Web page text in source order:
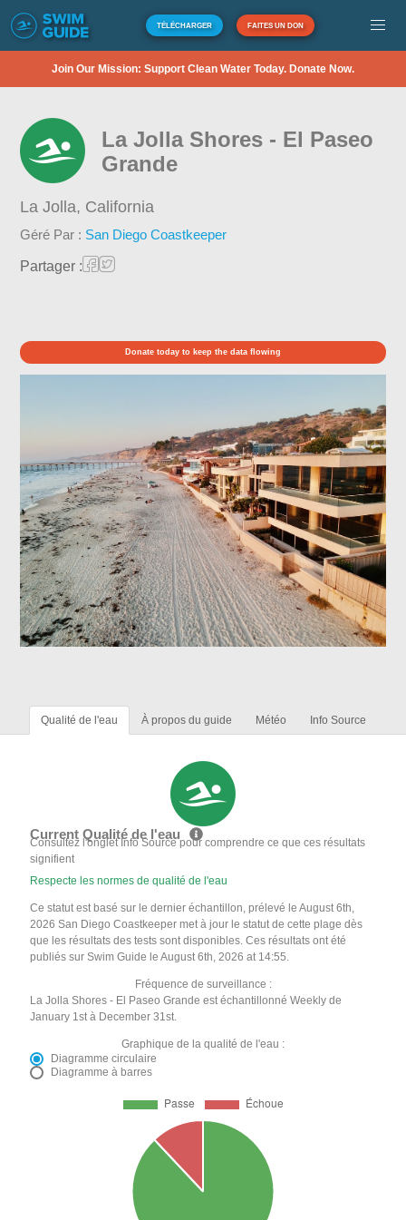
TÉLÉCHARGER FAITES UN DON
Join Our Mission: Support Clean Water Today. Donate Now.
La Jolla Shores - El Paseo
Grande
La Jolla, California
Géré Par : San Diego Coastkeeper
Partager :
Donate today to keep the data flowing
Qualité de l'eau À propos du guide Météo Info Source
Current Qualité de l'eau
Consultez l'onglet Info Source pour comprendre ce que ces résultats
signifient
Respecte les normes de qualité de l'eau
Ce statut est basé sur le dernier échantillon, prélevé le August 6th,
2026 San Diego Coastkeeper met à jour le statut de cette plage dès
que les résultats des tests sont disponibles. Ces résultats ont été
publiés sur Swim Guide le August 6th, 2026 at 14:55.
Fréquence de surveillance :
La Jolla Shores - El Paseo Grande est échantillonné Weekly de
January 1st à December 31st.
Graphique de la qualité de l'eau :
Diagramme circulaire
Diagramme à barres